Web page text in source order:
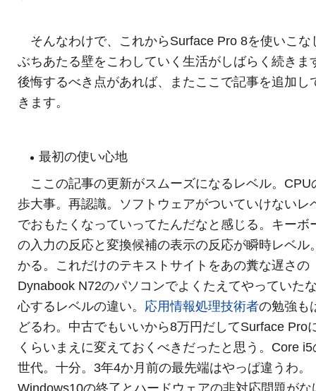
そんなわけで、これからSurface Pro 8を使いこな
ぶちあたる壁をこわしていく生活がしばらく続きま
後悔するべき点があれば、またここで記事を追加し
きます。
最初の使い心地
ここの記事の更新がスムーズになるレベル。CPU
歩大事。再認識。ソフトウェアがついていけないレ
でおもたくなっていってたんだなと感じる。キーボ
の入力の反応と変換候補の表示の反応が瞬時レベル
かる。これだけのテキストサイトをあの糞な遅さの
Dynabook N72のパソコンでよくたえてやっていた
心するレベルの違い。 応用情報処理技術者の勉強も
どるわ。中古でもいいから8万円だしてSurface Pro
くらいまえに変えておくべきだったと思う。Core i5
世代。十分。3年4か月前の最先端はやっぱ違うわ。
Windows10の終了とハードウェアの非対応問題がな